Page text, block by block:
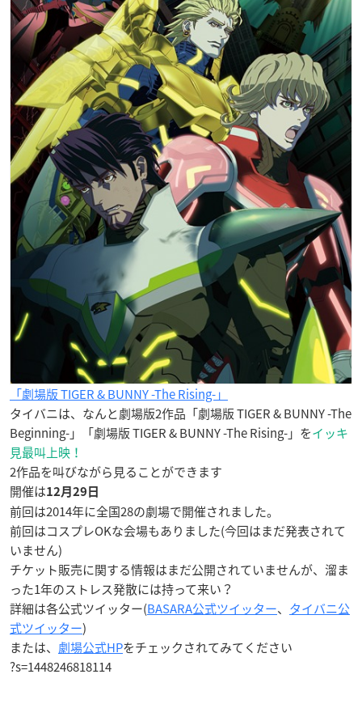
「劇場版 TIGER & BUNNY -The Rising-」
タイバニは、なんと劇場版2作品「劇場版 TIGER & BUNNY -The
Beginning-」「劇場版 TIGER & BUNNY -The Rising-」をイッキ
見最叫上映！
2作品を叫びながら見ることができます
開催は12月29日
前回は2014年に全国28の劇場で開催されました。
前回はコスプレOKな会場もありました(今回はまだ発表されて
いません)
チケット販売に関する情報はまだ公開されていませんが、溜ま
った1年のストレス発散には持って来い？
詳細は各公式ツイッター(BASARA公式ツイッター、 タイバニ公
式ツイッター)
または、 劇場公式HPをチェックされてみてください
?s=1448246818114